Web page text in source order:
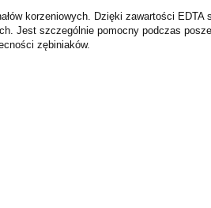
korzeniowych. Dzięki zawartości
Jest szczególnie pomocny podczas
zębiniaków.